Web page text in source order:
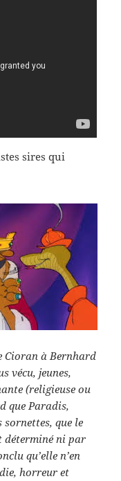
sires qui
Cioran à Bernhard
vécu, jeunes,
(religieuse ou
que Paradis,
que le
déterminé ni par
qu’elle n’en
horreur et